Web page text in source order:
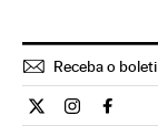
Receba o
Opiniao El País
Opiniao El